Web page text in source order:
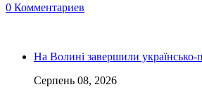
0 Комментариев
На Волині завершили українсько-
Серпень 08, 2026